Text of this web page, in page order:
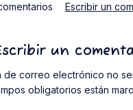
Escribir un
un
de correo electrónico no
obligatorios están